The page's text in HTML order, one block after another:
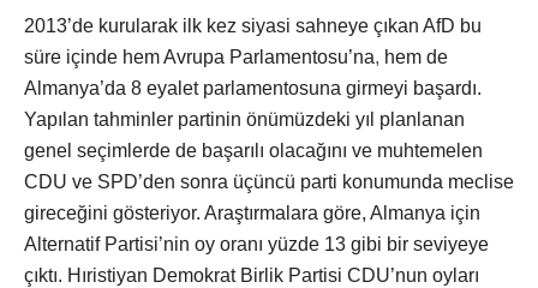
2013’de kurularak ilk kez siyasi sahneye çıkan AfD bu
süre içinde hem Avrupa Parlamentosu’na, hem de
Almanya’da 8 eyalet parlamentosuna girmeyi başardı.
Yapılan tahminler partinin önümüzdeki yıl planlanan
genel seçimlerde de başarılı olacağını ve muhtemelen
CDU ve SPD’den sonra üçüncü parti konumunda meclise
gireceğini gösteriyor. Araştırmalara göre, Almanya için
Alternatif Partisi’nin oy oranı yüzde 13 gibi bir seviyeye
çıktı. Hıristiyan Demokrat Birlik Partisi CDU’nun oyları